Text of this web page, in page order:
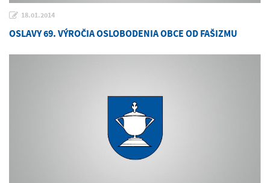
18.01.2014
OSLAVY 69. VÝROČIA OSLOBODENIA OBCE OD FAŠIZMU